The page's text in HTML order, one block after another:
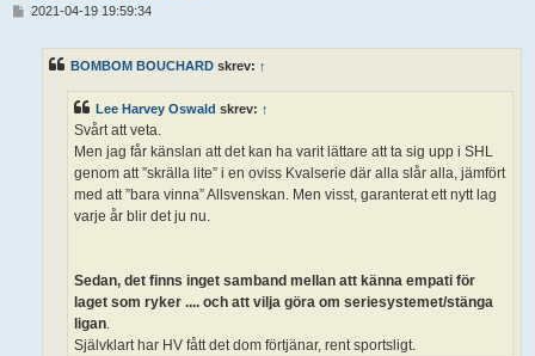
2021-04-19 19:59:34
BOMBOM BOUCHARD skrev: ↑
Lee Harvey Oswald skrev: ↑
Svårt att veta.
Men jag får känslan att det kan ha varit lättare att ta sig upp i SHL
genom att ”skrälla lite” i en oviss Kvalserie där alla slår alla, jämfört
med att ”bara vinna” Allsvenskan. Men visst, garanterat ett nytt lag
varje år blir det ju nu.
Sedan, det finns inget samband mellan att känna empati för
laget som ryker .... och att vilja göra om seriesystemet/stänga
ligan.
Självklart har HV fått det dom förtjänar, rent sportsligt.